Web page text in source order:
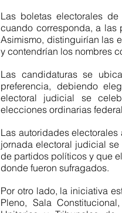
Las boletas electorales
cuando corresponda, a las
Asimismo, distinguirían las
y contendrían los nombres
Las candidaturas se
preferencia, debiendo
electoral judicial se
elecciones ordinarias
Las autoridades
jornada electoral judicial
de partidos políticos y que
donde fueron sufragados.
Por otro lado, la iniciativa
Pleno, Sala